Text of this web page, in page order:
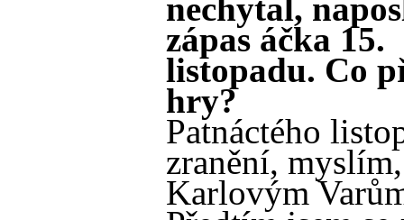
nechytal,
zápas áčka 15.
listopadu. Co
hry?
Patnáctého
zranění,
Karlovým